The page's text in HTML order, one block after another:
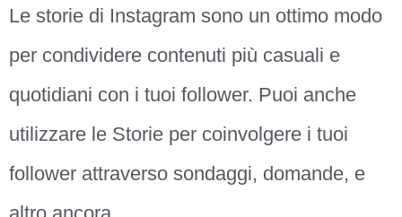
Le storie di Instagram sono un ottimo modo
per condividere contenuti più casuali e
quotidiani con i tuoi follower. Puoi anche
utilizzare le Storie per coinvolgere i tuoi
follower attraverso sondaggi, domande, e